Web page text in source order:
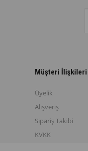
Müşteri İlişkileri
Üyelik
Alışveriş
Sipariş Takibi
KVKK